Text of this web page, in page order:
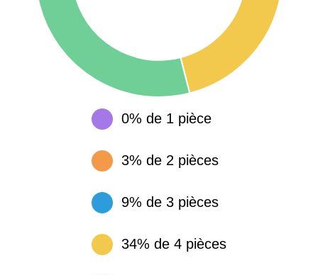
0% de 1 pièce
3% de 2 pièces
9% de 3 pièces
34% de 4 pièces